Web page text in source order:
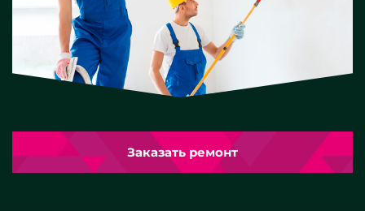
Заказать ремонт